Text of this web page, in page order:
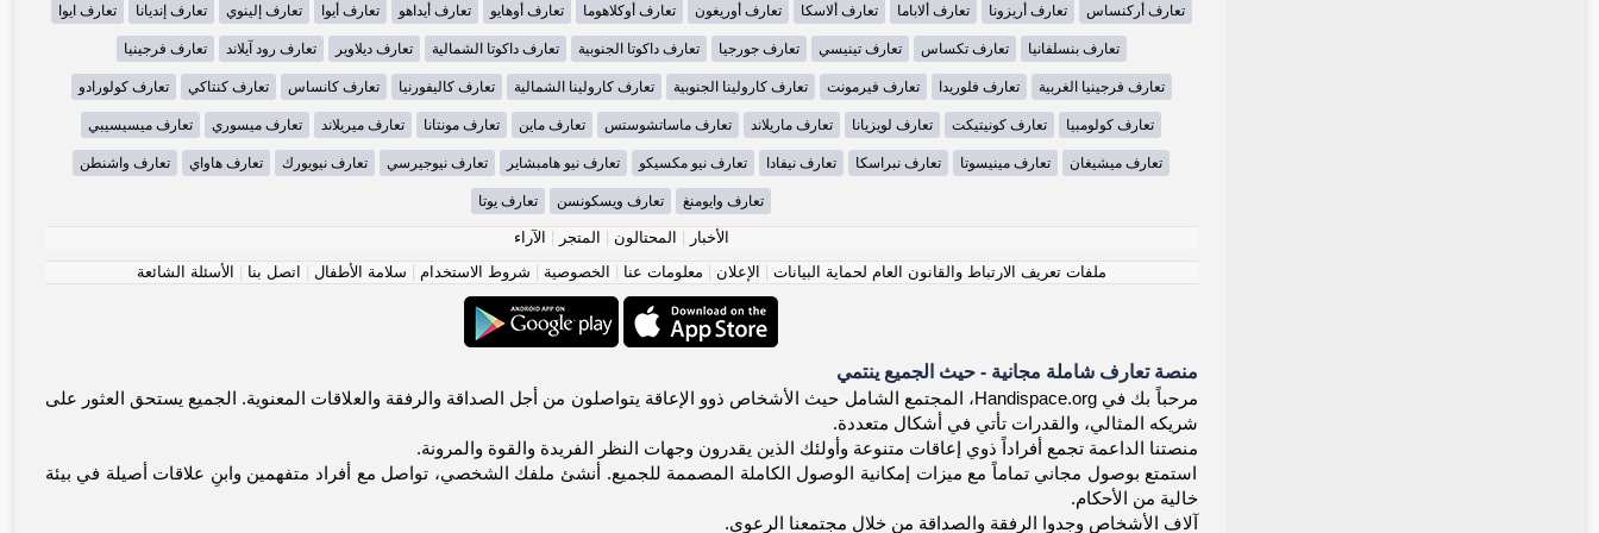
تعارف أركنساس تعارف أريزونا تعارف ألاباما تعارف ألاسكا تعارف أوريغون تعارف أوكلاهوما تعارف أوهايو تعارف أيداهو تعارف أيوا تعارف إلينوي تعارف إنديانا تعارف ايوا
تعارف بنسلفانيا تعارف تكساس تعارف تينيسي تعارف جورجيا تعارف داكوتا الجنوبية تعارف داكوتا الشمالية تعارف ديلاوير تعارف رود آيلاند تعارف فرجينيا
تعارف فرجينيا الغربية تعارف فلوريدا تعارف فيرمونت تعارف كارولينا الجنوبية تعارف كارولينا الشمالية تعارف كاليفورنيا تعارف كانساس تعارف كنتاكي تعارف كولورادو
تعارف كولومبيا تعارف كونيتيكت تعارف لويزيانا تعارف ماريلاند تعارف ماساتشوستس تعارف ماين تعارف مونتانا تعارف ميريلاند تعارف ميسوري تعارف ميسيسيبي
تعارف ميشيغان تعارف مينيسوتا تعارف نبراسكا تعارف نيفادا تعارف نيو مكسيكو تعارف نيو هامبشاير تعارف نيوجيرسي تعارف نيويورك تعارف هاواي تعارف واشنطن
تعارف وايومنغ تعارف ويسكونسن تعارف يوتا
الأخبار المحتالون المتجر
الآراء
ملفات تعريف الارتباط والقانون العام لحماية البيانات
الإعلان معلومات عنا الخصوصية شروط الاستخدام سلامة الأطفال اتصل بنا الأسئلة الشائعة
منصة تعارف شاملة مجانية - حيث الجميع ينتمي
مرحباً بك في Handispace.org، المجتمع الشامل حيث الأشخاص ذوو الإعاقة يتواصلون من أجل الصداقة والرفقة والعلاقات المعنوية. الجميع يستحق العثور على
شريكه المثالي، والقدرات تأتي في أشكال متعددة.
منصتنا الداعمة تجمع أفراداً ذوي إعاقات متنوعة وأولئك الذين يقدرون وجهات النظر الفريدة والقوة والمرونة.
استمتع بوصول مجاني تماماً مع ميزات إمكانية الوصول الكاملة المصممة للجميع. أنشئ ملفك الشخصي، تواصل مع أفراد متفهمين وابنِ علاقات أصيلة في بيئة
خالية من الأحكام.
آلاف الأشخاص وجدوا الرفقة والصداقة من خلال مجتمعنا الرعوي.